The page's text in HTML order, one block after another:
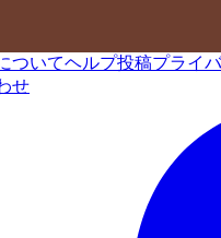
ついてヘルプ投稿プライ
せ